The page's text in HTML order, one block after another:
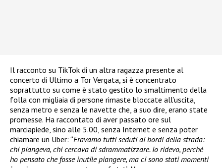
Il racconto su TikTok di un altra ragazza presente al
concerto di Ultimo a Tor Vergata, si è concentrato
soprattutto su come è stato gestito lo smaltimento della
folla con migliaia di persone rimaste bloccate all’uscita,
senza metro e senza le navette che, a suo dire, erano state
promesse. Ha raccontato di aver passato ore sul
marciapiede, sino alle 5.00, senza Internet e senza poter
chiamare un Uber: “Eravamo tutti seduti ai bordi della strada:
chi piangeva, chi cercava di sdrammatizzare. Io ridevo, perché
ho pensato che fosse inutile piangere, ma ci sono stati momenti